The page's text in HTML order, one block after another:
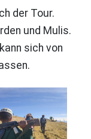
der Tour.
und Mulis.
sich von